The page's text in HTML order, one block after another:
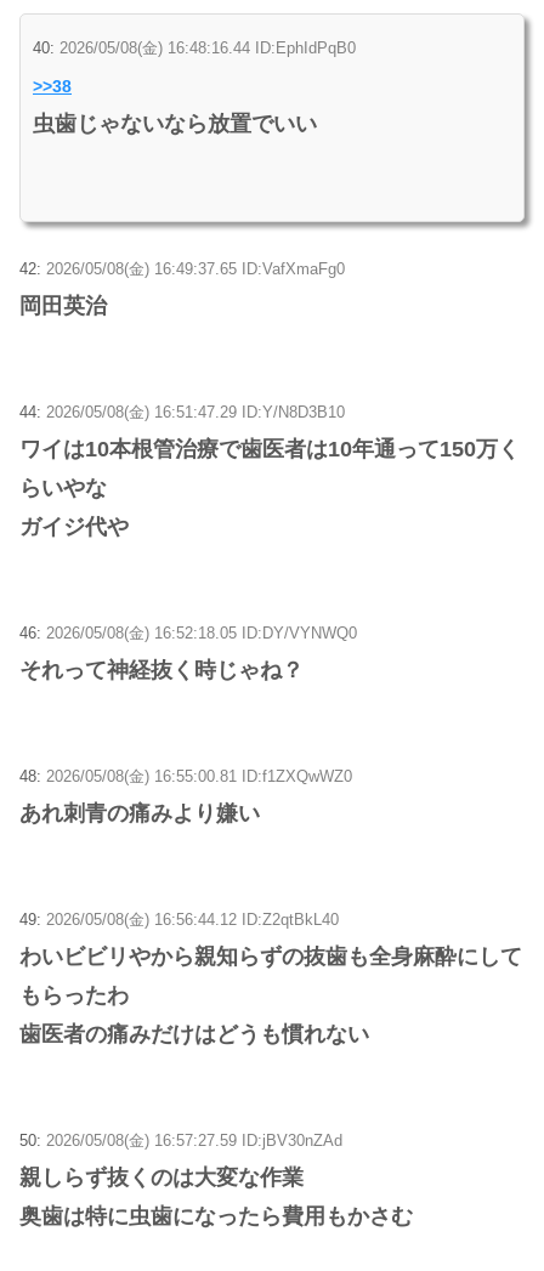
40: 2026/05/08(金) 16:48:16.44 ID:EphIdPqB0
>>38
虫歯じゃないなら放置でいい
42: 2026/05/08(金) 16:49:37.65 ID:VafXmaFg0
岡田英治
44: 2026/05/08(金) 16:51:47.29 ID:Y/N8D3B10
ワイは10本根管治療で歯医者は10年通って150万く
らいやな
ガイジ代や
46: 2026/05/08(金) 16:52:18.05 ID:DY/VYNWQ0
それって神経抜く時じゃね？
48: 2026/05/08(金) 16:55:00.81 ID:f1ZXQwWZ0
あれ刺青の痛みより嫌い
49: 2026/05/08(金) 16:56:44.12 ID:Z2qtBkL40
わいビビリやから親知らずの抜歯も全身麻酔にして
もらったわ
歯医者の痛みだけはどうも慣れない
50: 2026/05/08(金) 16:57:27.59 ID:jBV30nZAd
親しらず抜くのは大変な作業
奥歯は特に虫歯になったら費用もかさむ